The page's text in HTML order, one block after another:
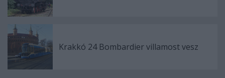
Krakkó 24 Bombardier villamost vesz